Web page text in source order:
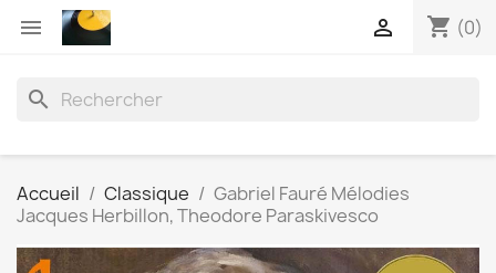
 shopping_cart (0)

search
Accueil Classique
Gabriel Fauré Mélodies
Jacques Herbillon, Theodore Paraskivesco